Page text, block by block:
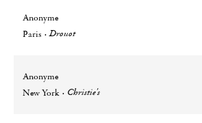
Anonyme
Ville
Paris
Lieu Drouot
Anonyme
Ville
New York
Lieu Christie's